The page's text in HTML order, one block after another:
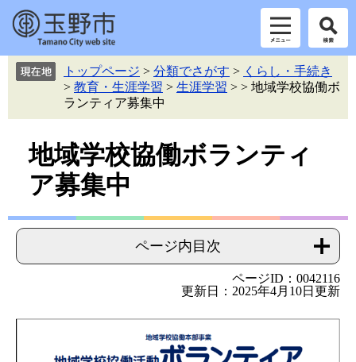
本
トップページ > 分類でさがす > くらし・手続き
> 教育・生涯学習 > 生涯学習 > > 地域学校協働ボ
ランティア募集中
地域学校協働ボランティ
ア募集中
ページ内目次
ページID：0042116
更新日：2025年4月10日更新